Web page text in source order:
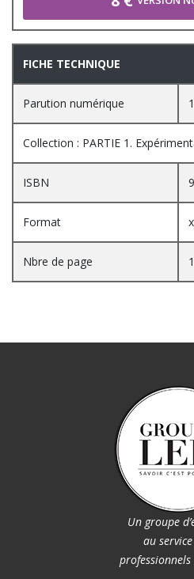
FICHE TECHNIQUE
Parution numérique
Collection : PARTIE 1.
ISBN
Format
Nbre de page
Un groupe
au
professionnels